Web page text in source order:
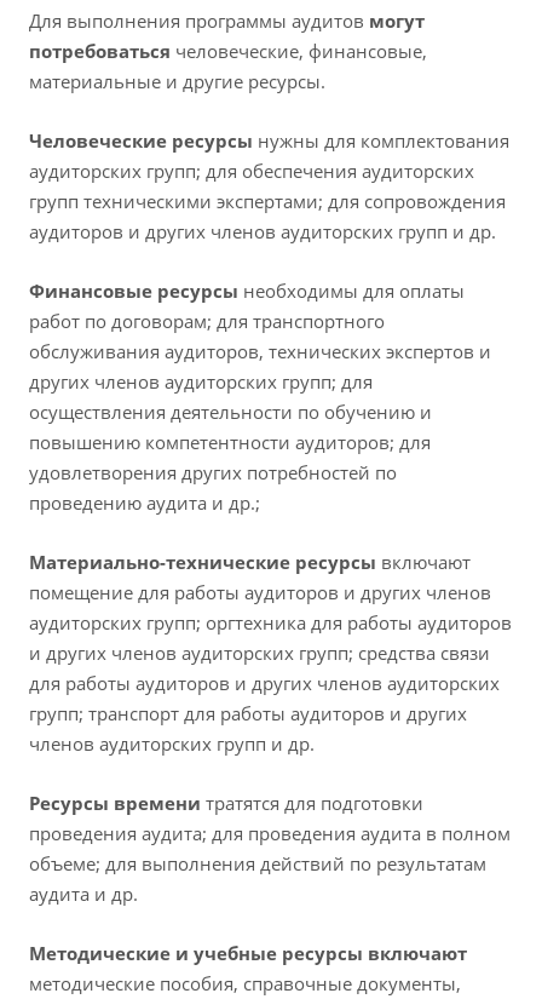
Для выполнения программы аудитов могут
потребоваться человеческие, финансовые,
материальные и другие ресурсы.
Человеческие ресурсы нужны для комплектования
аудиторских групп; для обеспечения аудиторских
групп техническими экспертами; для сопровождения
аудиторов и других членов аудиторских групп и др.
Финансовые ресурсы необходимы для оплаты
работ по договорам; для транспортного
обслуживания аудиторов, технических экспертов и
других членов аудиторских групп; для
осуществления деятельности по обучению и
повышению компетентности аудиторов; для
удовлетворения других потребностей по
проведению аудита и др.;
Материально-технические ресурсы включают
помещение для работы аудиторов и других членов
аудиторских групп; оргтехника для работы аудиторов
и других членов аудиторских групп; средства связи
для работы аудиторов и других членов аудиторских
групп; транспорт для работы аудиторов и других
членов аудиторских групп и др.
Ресурсы времени тратятся для подготовки
проведения аудита; для проведения аудита в полном
объеме; для выполнения действий по результатам
аудита и др.
Методические и учебные ресурсы включают
методические пособия, справочные документы,